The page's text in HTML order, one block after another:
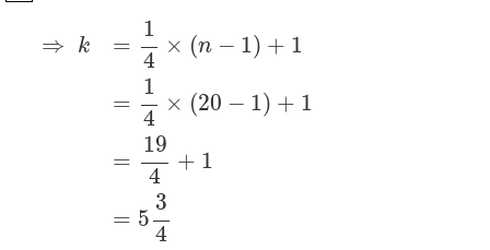
⇒ k =
1
4
× (n − 1) + 1
=
1
4
× (20 − 1) + 1
=
19
4
+ 1
= 5
3
4
n−